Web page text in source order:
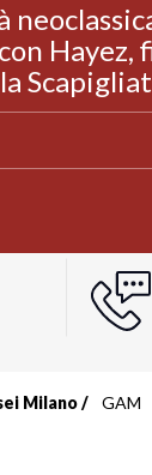
Hayez,
Milano GAM